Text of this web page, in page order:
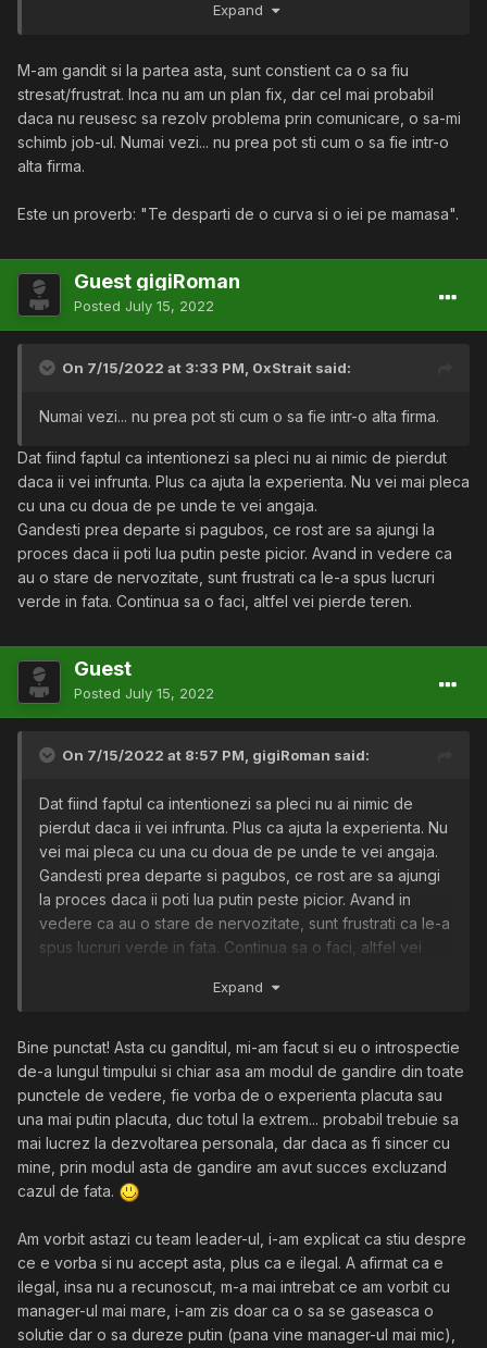
angajatorilor le trebuie oameni si nu prea le mai pasa cat
motiv intemeiat sa pleci.
Expand
M-am gandit si la partea asta, sunt constient ca o sa fiu
stresat/frustrat. Inca nu am un plan fix, dar cel mai probabil
daca nu reusesc sa rezolv problema prin comunicare, o sa-mi
schimb job-ul. Numai vezi... nu prea pot sti cum o sa fie intr-o
alta firma.
Este un proverb: "Te desparti de o curva si o iei pe mamasa".
Guest gigiRoman
Posted July 15, 2022
On 7/15/2022 at 3:33 PM, 0xStrait said:
Numai vezi... nu prea pot sti cum o sa fie intr-o alta firma.
Dat fiind faptul ca intentionezi sa pleci nu ai nimic de pierdut
daca ii vei infrunta. Plus ca ajuta la experienta. Nu vei mai pleca
cu una cu doua de pe unde te vei angaja.
Gandesti prea departe si pagubos, ce rost are sa ajungi la
proces daca ii poti lua putin peste picior. Avand in vedere ca
au o stare de nervozitate, sunt frustrati ca le-a spus lucruri
verde in fata. Continua sa o faci, altfel vei pierde teren.
Guest
Posted July 15, 2022
On 7/15/2022 at 8:57 PM, gigiRoman said:
Dat fiind faptul ca intentionezi sa pleci nu ai nimic de
pierdut daca ii vei infrunta. Plus ca ajuta la experienta. Nu
vei mai pleca cu una cu doua de pe unde te vei angaja.
Gandesti prea departe si pagubos, ce rost are sa ajungi
la proces daca ii poti lua putin peste picior. Avand in
vedere ca au o stare de nervozitate, sunt frustrati ca le-a
spus lucruri verde in fata. Continua sa o faci, altfel vei
Expand
Bine punctat! Asta cu ganditul, mi-am facut si eu o introspectie
de-a lungul timpului si chiar asa am modul de gandire din toate
punctele de vedere, fie vorba de o experienta placuta sau
una mai putin placuta, duc totul la extrem... probabil trebuie sa
mai lucrez la dezvoltarea personala, dar daca as fi sincer cu
mine, prin modul asta de gandire am avut succes excluzand
cazul de fata.
Am vorbit astazi cu team leader-ul, i-am explicat ca stiu despre
ce e vorba si nu accept asta, plus ca e ilegal. A afirmat ca e
ilegal, insa nu a recunoscut, m-a mai intrebat ce am vorbit cu
manager-ul mai mare, i-am zis doar ca o sa se gaseasca o
solutie dar o sa dureze putin (pana vine manager-ul mai mic),